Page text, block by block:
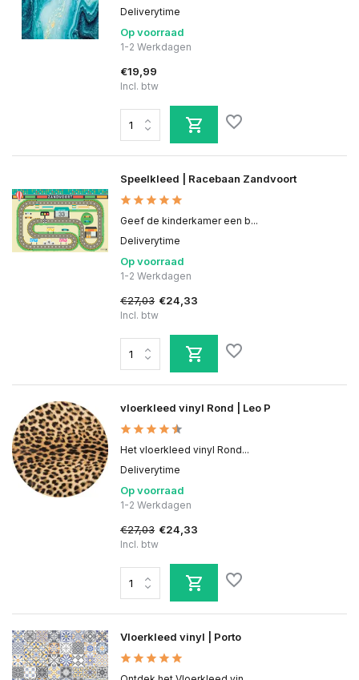
Deliverytime
Op voorraad
1-2 Werkdagen
€19,99
Incl. btw
Speelkleed | Racebaan Zandvoort
Geef de kinderkamer een b...
Deliverytime
Op voorraad
1-2 Werkdagen
€27,03 €24,33
Incl. btw
vloerkleed vinyl Rond | Leo P
Het vloerkleed vinyl Rond...
Deliverytime
Op voorraad
1-2 Werkdagen
€27,03 €24,33
Incl. btw
Vloerkleed vinyl | Porto